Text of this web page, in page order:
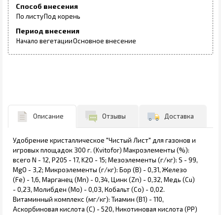
Способ внесения
По листуПод корень
Период внесения
Начало вегетацииОсновное внесение
Описание Отзывы Доставка
Удобрение кристаллическое "Чистый Лист" для газонов и
игровых площадок 300 г. (Kvitofor) Макроэлементы (%):
всего N - 12, P205 - 17, K2О - 15; Мезоэлементы (г/кг): S - 99,
MgO - 3,2; Микроэлементы (г/кг): Бор (В) - 0,31, Железо
(Fe) - 1,6, Марганец (Мn) - 0,34, Цинк (Zn) - 0,32, Медь (Cu)
- 0,23, Молибден (Мо) - 0,03, Кобальт (Со) - 0,02.
Витаминный комплекс (мг/кг): Тиамин (В1) - 110,
Аскорбиновая кислота (С) - 520, Никотиновая кислота (РР)